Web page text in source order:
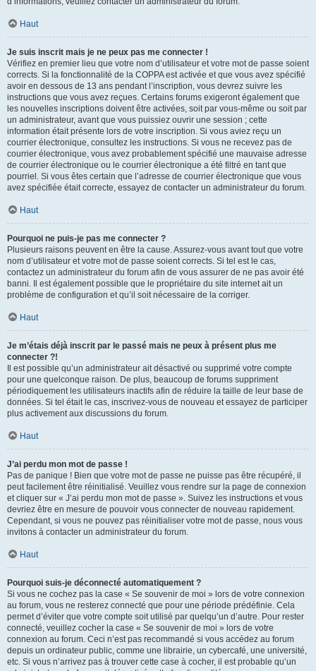
Haut
Je suis inscrit mais je ne peux pas me connecter !
Vérifiez en premier lieu que votre nom d’utilisateur et votre mot de passe soient
corrects. Si la fonctionnalité de la COPPA est activée et que vous avez spécifié
avoir en dessous de 13 ans pendant l’inscription, vous devrez suivre les
instructions que vous avez reçues. Certains forums exigeront également que
les nouvelles inscriptions doivent être activées, soit par vous-même ou soit par
un administrateur, avant que vous puissiez ouvrir une session ; cette
information était présente lors de votre inscription. Si vous aviez reçu un
courrier électronique, consultez les instructions. Si vous ne recevez pas de
courrier électronique, vous avez probablement spécifié une mauvaise adresse
de courrier électronique ou le courrier électronique a été filtré en tant que
pourriel. Si vous êtes certain que l’adresse de courrier électronique que vous
avez spécifiée était correcte, essayez de contacter un administrateur du forum.
Haut
Pourquoi ne puis-je pas me connecter ?
Plusieurs raisons peuvent en être la cause. Assurez-vous avant tout que votre
nom d’utilisateur et votre mot de passe soient corrects. Si tel est le cas,
contactez un administrateur du forum afin de vous assurer de ne pas avoir été
banni. Il est également possible que le propriétaire du site internet ait un
problème de configuration et qu’il soit nécessaire de la corriger.
Haut
Je m’étais déjà inscrit par le passé mais ne peux à présent plus me
connecter ?!
Il est possible qu’un administrateur ait désactivé ou supprimé votre compte
pour une quelconque raison. De plus, beaucoup de forums suppriment
périodiquement les utilisateurs inactifs afin de réduire la taille de leur base de
données. Si tel était le cas, inscrivez-vous de nouveau et essayez de participer
plus activement aux discussions du forum.
Haut
J’ai perdu mon mot de passe !
Pas de panique ! Bien que votre mot de passe ne puisse pas être récupéré, il
peut facilement être réinitialisé. Veuillez vous rendre sur la page de connexion
et cliquer sur « J’ai perdu mon mot de passe ». Suivez les instructions et vous
devriez être en mesure de pouvoir vous connecter de nouveau rapidement.
Cependant, si vous ne pouvez pas réinitialiser votre mot de passe, nous vous
invitons à contacter un administrateur du forum.
Haut
Pourquoi suis-je déconnecté automatiquement ?
Si vous ne cochez pas la case « Se souvenir de moi » lors de votre connexion
au forum, vous ne resterez connecté que pour une période prédéfinie. Cela
permet d’éviter que votre compte soit utilisé par quelqu’un d’autre. Pour rester
connecté, veuillez cocher la case « Se souvenir de moi » lors de votre
connexion au forum. Ceci n’est pas recommandé si vous accédez au forum
depuis un ordinateur public, comme une librairie, un cybercafé, une université,
etc. Si vous n’arrivez pas à trouver cette case à cocher, il est probable qu’un